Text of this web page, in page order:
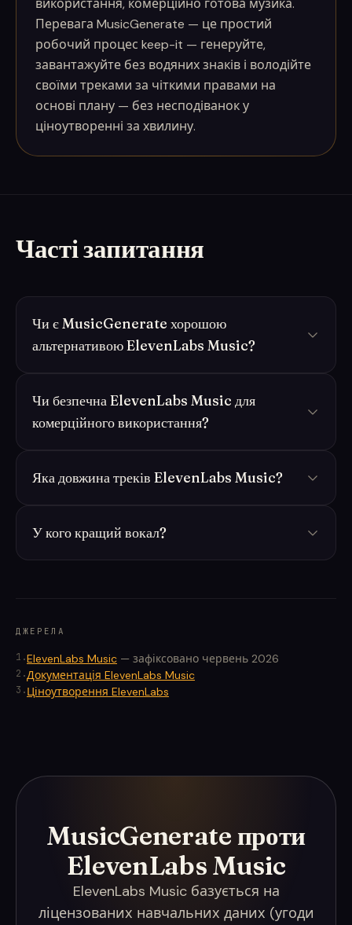
використання, комерційно готова музика.
Перевага MusicGenerate — це простий
робочий процес keep-it — генеруйте,
завантажуйте без водяних знаків і володійте
своїми треками за чіткими правами на
основі плану — без несподіванок у
ціноутворенні за хвилину.
Часті запитання
Чи є MusicGenerate хорошою
альтернативою ElevenLabs Music?
Чи безпечна ElevenLabs Music для
комерційного використання?
Яка довжина треків ElevenLabs Music?
У кого кращий вокал?
ДЖЕРЕЛА
1 .ElevenLabs Music — зафіксовано червень 2026
2 .Документація ElevenLabs Music
3 .Ціноутворення ElevenLabs
MusicGenerate проти
ElevenLabs Music
ElevenLabs Music базується на
ліцензованих навчальних даних (угоди